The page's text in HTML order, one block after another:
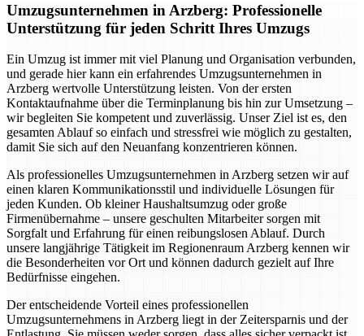
Umzugsunternehmen in Arzberg: Professionelle
Unterstützung für jeden Schritt Ihres Umzugs
Ein Umzug ist immer mit viel Planung und Organisation verbunden,
und gerade hier kann ein erfahrendes Umzugsunternehmen in
Arzberg wertvolle Unterstützung leisten. Von der ersten
Kontaktaufnahme über die Terminplanung bis hin zur Umsetzung –
wir begleiten Sie kompetent und zuverlässig. Unser Ziel ist es, den
gesamten Ablauf so einfach und stressfrei wie möglich zu gestalten,
damit Sie sich auf den Neuanfang konzentrieren können.
Als professionelles Umzugsunternehmen in Arzberg setzen wir auf
einen klaren Kommunikationsstil und individuelle Lösungen für
jeden Kunden. Ob kleiner Haushaltsumzug oder große
Firmenübernahme – unsere geschulten Mitarbeiter sorgen mit
Sorgfalt und Erfahrung für einen reibungslosen Ablauf. Durch
unsere langjährige Tätigkeit im Regionenraum Arzberg kennen wir
die Besonderheiten vor Ort und können dadurch gezielt auf Ihre
Bedürfnisse eingehen.
Der entscheidende Vorteil eines professionellen
Umzugsunternehmens in Arzberg liegt in der Zeitersparnis und der